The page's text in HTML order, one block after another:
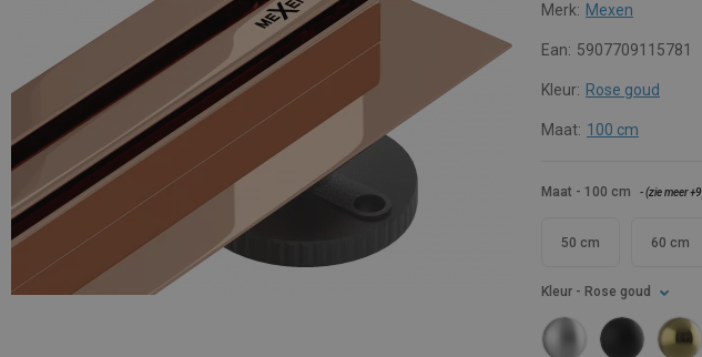
Merk: Mexen
Ean: 5907709115781
Kleur: Rose goud
Maat: 100 cm
Maat - 100 cm - (zie meer+9
50 cm 60 cm
Kleur - Rose goud